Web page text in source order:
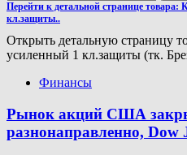
Перейти к детальной странице
кл.защиты..
Открыть детальную страницу
усиленный 1 кл.защиты (тк.
Финансы
Рынок акций США
разнонаправленно, Dow